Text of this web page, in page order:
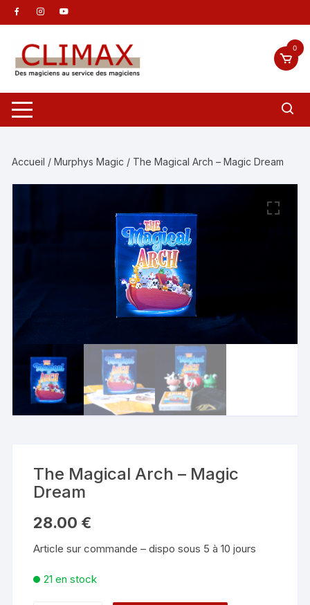
Aller
au
contenu
0
Accueil /Murphys Magic / The Magical Arch – Magic Dream
The Magical Arch – Magic
Dream
28.00 €
Article sur commande – dispo sous 5 à 10 jours
21 en stock